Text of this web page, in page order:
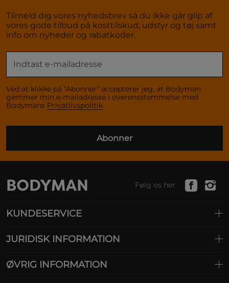
Tilmeld dig vores nyhedsbrev så du ikke går glip af
vores gode tilbud på kosttilskud, udstyr og tøj samt
info om nyheder og rabatkoder.
Ved at klikke på "Abonner" accepterer jeg, at Bodyman
gemmer min e-mailadresse i overensstemmelse med
Bodymans Privatlivspolitik.
Abonner
Følg os her:
KUNDESERVICE
JURIDISK INFORMATION
ØVRIG INFORMATION